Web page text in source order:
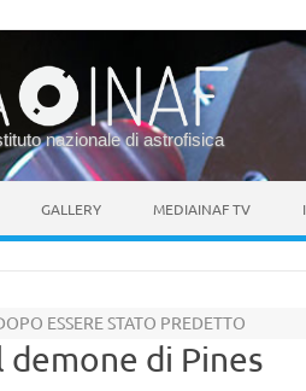
nazionale di astrofisica
GALLERY MEDIAINAF TV
ESSERE STATO PREDETTO
di Pines